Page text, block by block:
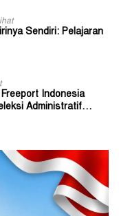
Sendiri: Pelajaran
Indonesia
Administratif